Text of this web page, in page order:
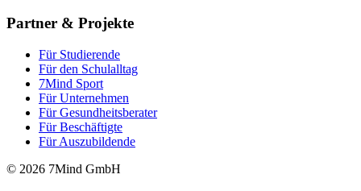
Partner & Projekte
Für Stu­die­rende
Für den Schulalltag
7Mind Sport
Für Unter­neh­men
Für Gesund­heits­be­ra­ter
Für Beschäftigte
Für Auszubildende
© 2026 7Mind GmbH